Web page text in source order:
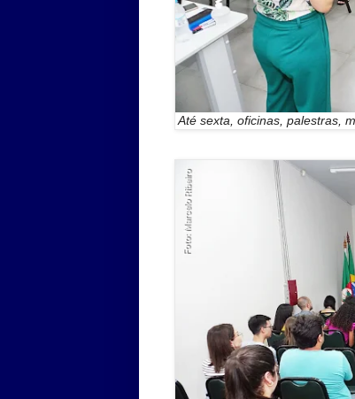
Até sexta, oficinas, palestras,